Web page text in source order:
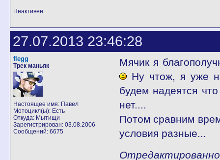
Неактивен
27.07.2013 23:46:28
flegg
Трек маньяк
Настоящее имя: Павел
Мотоцикл(ы): Есть
Откуда: Мытищи
Зарегистрирован: 03.08.2006
Сообщений: 6675
Мячик я
Ну чтож, я уже
будем надеятся
нет....
Потом сравним
условия разные...